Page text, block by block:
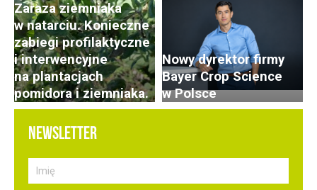
Zaraza ziemniaka
w natarciu. Konieczne
zabiegi profilaktyczne
i interwencyjne
na plantacjach
pomidora i ziemniaka.
Nowy dyrektor firmy
Bayer Crop Science
w Polsce
NEWSLETTER